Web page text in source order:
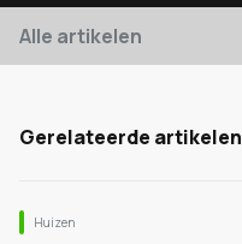
Alle artikelen
Gerelateerde artikelen
Huizen